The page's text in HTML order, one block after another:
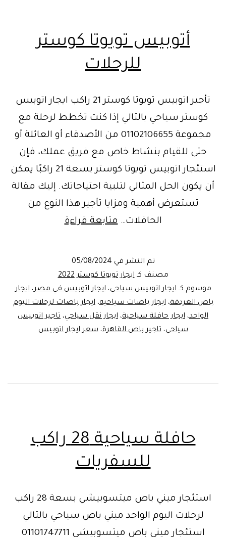
أتوبيس تويوتا كوستر
للرحلات
تأجير اتوبيس تويوتا كوستر 21 راكب ايجار اتوبيس
كوستر سياحي بالتالي إذا كنت تخطط لرحلة مع
مجموعة 01102106655 من الأصدقاء أو العائلة أو
حتى للقيام بنشاط خاص مع فريق عملك، فإن
استئجار اتوبيس تويوتا كوستر بسعة 21 راكبًا يمكن
أن يكون الحل المثالي لتلبية احتياجاتك. إليك مقالة
تستعرض أهمية ومزايا تأجير هذا النوع من
الحافلات…متابعة قراءةأتوبيس
للرحلات
تم النشر في 05/08/2024
مصنف كـايجار تويوتا كوستر 2022
موسوم كـايجار اتوبيس سياحي،ايجار اتوبيس في مصر،ايجار
باص الغردقة،ايجار باصات سياحيه،ايجار باصات لرحلات اليوم
الواحد، ايجار حافلة سياحية، ايجار نقل سياحي، تاجير اتوبيس
سياحي،تاجير باص القاهرة،سعر ايجار اتوبيس
حافلة سياحية 28 راكب
للسفريات
استئجار ميني باص ميتسوبيشي بسعة 28 راكب
لرحلات اليوم الواحد ميني باص سياحي بالتالي
استئجار ميني باص ميتسوبيشي 01101747711